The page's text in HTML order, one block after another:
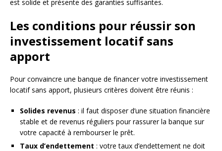
est solide et présente des garanties suffisantes.
Les conditions pour réussir son
investissement locatif sans
apport
Pour convaincre une banque de financer votre investissement
locatif sans apport, plusieurs critères doivent être réunis :
Solides revenus : il faut disposer d’une situation financière
stable et de revenus réguliers pour rassurer la banque sur
votre capacité à rembourser le prêt.
Taux d’endettement : votre taux d’endettement ne doit